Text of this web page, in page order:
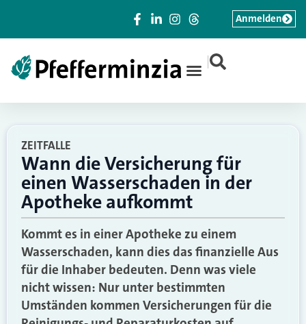
|
Anmelden
ZEITFALLE
Wann die Versicherung für
einen Wasserschaden in der
Apotheke aufkommt
Kommt es in einer Apotheke zu einem
Wasserschaden, kann dies das finanzielle Aus
für die Inhaber bedeuten. Denn was viele
nicht wissen: Nur unter bestimmten
Umständen kommen Versicherungen für die